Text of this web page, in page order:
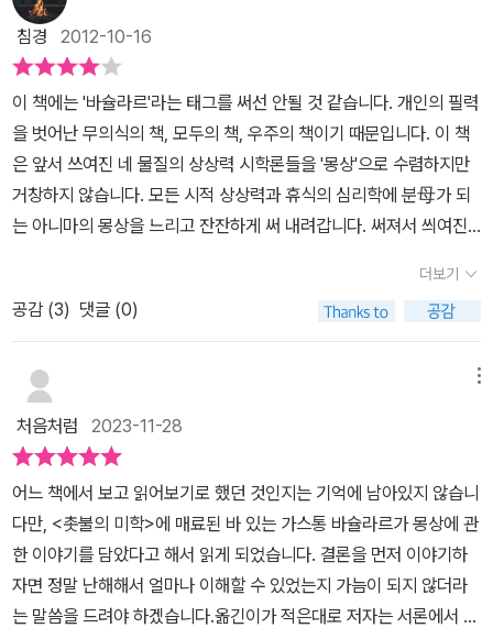
침경 2012-10-16
이 책에는 '바슐라르'라는 태그를 써선 안될 것 같습니다. 개인의 필력
을 벗어난 무의식의 책, 모두의 책, 우주의 책이기 때문입니다. 이 책
은 앞서 쓰여진 네 물질의 상상력 시학론들을 '몽상'으로 수렴하지만
거창하지 않습니다. 모든 시적 상상력과 휴식의 심리학에 분母가 되
는 아니마의 몽상을 느리고 잔잔하게 써 내려갑니다. 써져서 씌여진
최후의 좁은 문에 이르고 그곳에서 제 소임의 문을 닫습니다. 적어도
시학 연구로 쓴 바슐라르의 책은, 제가 알기로 가장 겸허한 철학서들
입니다. 그는 랍비들이 신의 이름을 필사할 때마다 목욕재개하듯이
한 문장, 한 문장 쓰며 그 앞에서 옷깃을 여미였을 것만 같습니다. 덧-
엔 서지정보가 없네요. 그 탓에 별점은 하나를 줄였습니다.
더보기
공감 (3) 댓글 (0)
처음처럼 2023-11-28
어느 책에서 보고 읽어보기로 했던 것인지는 기억에 남아있지 않습니
다만, <촛불의 미학>에 매료된 바 있는 가스통 바슐라르가 몽상에 관
한 이야기를 담았다고 해서 읽게 되었습니다. 결론을 먼저 이야기하
자면 정말 난해해서 얼마나 이해할 수 있었는지 가늠이 되지 않더라
는 말씀을 드려야 하겠습니다.옮긴이가 적은대로 저자는 서론에서 이